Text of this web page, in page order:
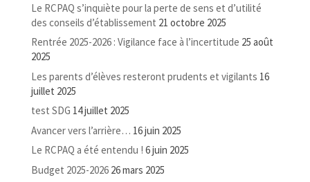
Le RCPAQ s’inquiète pour la perte de sens et d’utilité
des conseils d’établissement 21 octobre 2025
Rentrée 2025-2026 : Vigilance face à l’incertitude 25 août
2025
Les parents d’élèves resteront prudents et vigilants 16
juillet 2025
test SDG 14 juillet 2025
Avancer vers l’arrière… 16 juin 2025
Le RCPAQ a été entendu ! 6 juin 2025
Budget 2025-2026 26 mars 2025